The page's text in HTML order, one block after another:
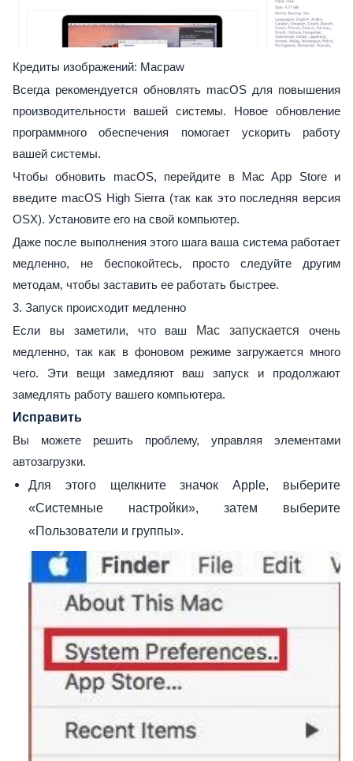
Кредиты изображений: Macpaw
Всегда рекомендуется обновлять macOS для повышения
производительности вашей системы. Новое обновление
программного обеспечения помогает ускорить работу
вашей системы.
Чтобы обновить macOS, перейдите в Mac App Store и
введите macOS High Sierra (так как это последняя версия
OSX). Установите его на свой компьютер.
Даже после выполнения этого шага ваша система работает
медленно, не беспокойтесь, просто следуйте другим
методам, чтобы заставить ее работать быстрее.
3. Запуск происходит медленно
Если вы заметили, что ваш
Mac запускается очень
медленно, так как в фоновом режиме загружается много
чего. Эти вещи замедляют ваш запуск и продолжают
замедлять работу вашего компьютера.
Исправить
Вы можете решить проблему, управляя элементами
автозагрузки.
Для этого щелкните значок Apple, выберите
«Системные настройки», затем выберите
«Пользователи и группы».